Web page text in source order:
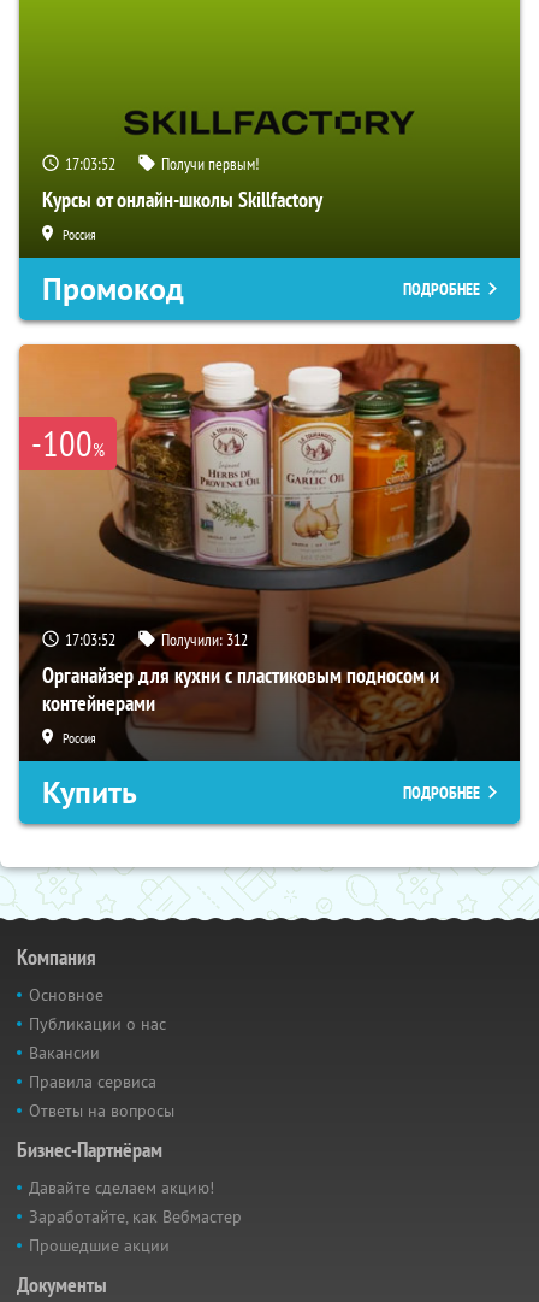
17:03:50 Получи первым!
Курсы от онлайн-школы Skillfactory
Россия
Промокод ПОДРОБНЕЕ
-100%
17:03:50 Получили: 312
Органайзер для кухни с пластиковым подносом и
контейнерами
Россия
Купить ПОДРОБНЕЕ
Компания
Основное
Публикации о нас
Вакансии
Правила сервиса
Ответы на вопросы
Бизнес-Партнёрам
Давайте сделаем акцию!
Заработайте, как Вебмастер
Прошедшие акции
Документы